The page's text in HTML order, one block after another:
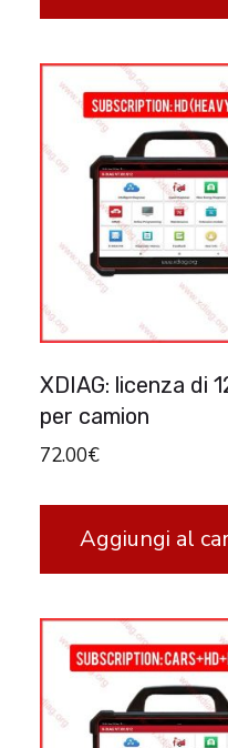
prodotto
più
varianti.
opzioni
possono
essere
nella
pagina
del
XDIAG: licenza di
per camion
72.00€
Aggiungi al